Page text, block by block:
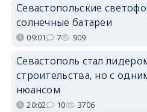
Севастопольские
солнечные батареи
09:01 7 909
Севастополь стал
строительства, но с
нюансом
20:02 10 3706